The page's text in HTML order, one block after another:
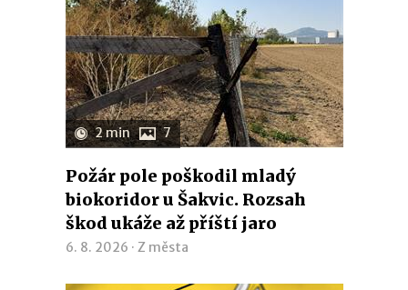
2 min 7
Požár pole poškodil mladý
biokoridor u Šakvic. Rozsah
škod ukáže až příští jaro
6. 8. 2026 · Z města